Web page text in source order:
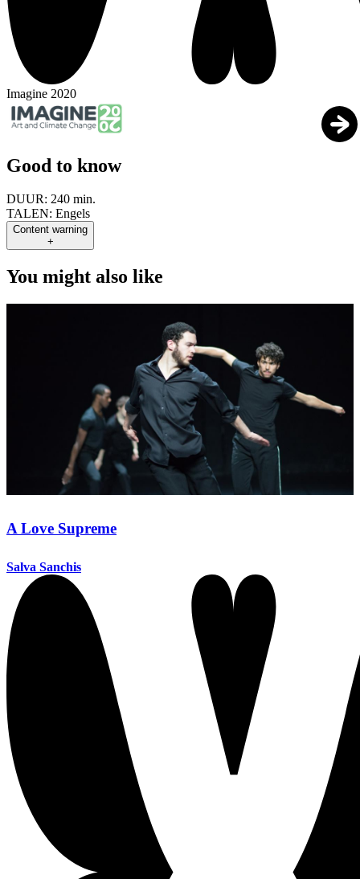
Imagine 2020
Good to know
DUUR: 240 min.
TALEN: Engels
Content warning
+
You might also like
A Love Supreme
Salva Sanchis